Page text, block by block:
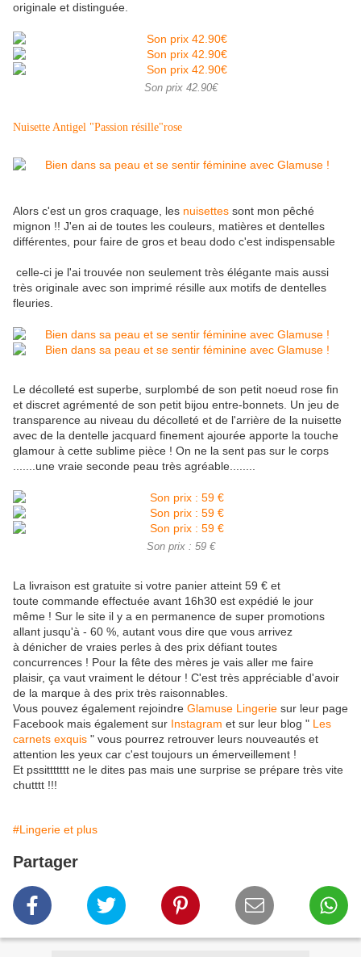
originale et distinguée.
Son prix 42.90€
Nuisette Antigel "Passion résille"rose
Alors c'est un gros craquage, les nuisettes sont mon pêché
mignon !! J'en ai de toutes les couleurs, matières et dentelles
différentes, pour faire de gros et beau dodo c'est indispensable
celle-ci je l'ai trouvée non seulement très élégante mais aussi
très originale avec son imprimé résille aux motifs de dentelles
fleuries.
Le décolleté est superbe, surplombé de son petit noeud rose fin
et discret agrémenté de son petit bijou entre-bonnets. Un jeu de
transparence au niveau du décolleté et de l'arrière de la nuisette
avec de la dentelle jacquard finement ajourée apporte la touche
glamour à cette sublime pièce ! On ne la sent pas sur le corps
.......une vraie seconde peau très agréable........
Son prix : 59 €
La livraison est gratuite si votre panier atteint 59 € et
toute commande effectuée avant 16h30 est expédié le jour
même ! Sur le site il y a en permanence de super promotions
allant jusqu'à - 60 %, autant vous dire que vous arrivez
à dénicher de vraies perles à des prix défiant toutes
concurrences ! Pour la fête des mères je vais aller me faire
plaisir, ça vaut vraiment le détour ! C'est très appréciable d'avoir
de la marque à des prix très raisonnables.
Vous pouvez également rejoindre Glamuse Lingerie sur leur page
Facebook mais également sur Instagram et sur leur blog " Les
carnets exquis " vous pourrez retrouver leurs nouveautés et
attention les yeux car c'est toujours un émerveillement !
Et pssittttttt ne le dites pas mais une surprise se prépare très vite
chutttt !!!
#Lingerie et plus
Partager